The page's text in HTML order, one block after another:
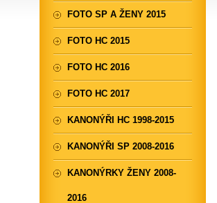
FOTO SP A ŽENY 2015
FOTO HC 2015
FOTO HC 2016
FOTO HC 2017
KANONÝŘI HC 1998-2015
KANONÝŘI SP 2008-2016
KANONÝRKY ŽENY 2008-
2016